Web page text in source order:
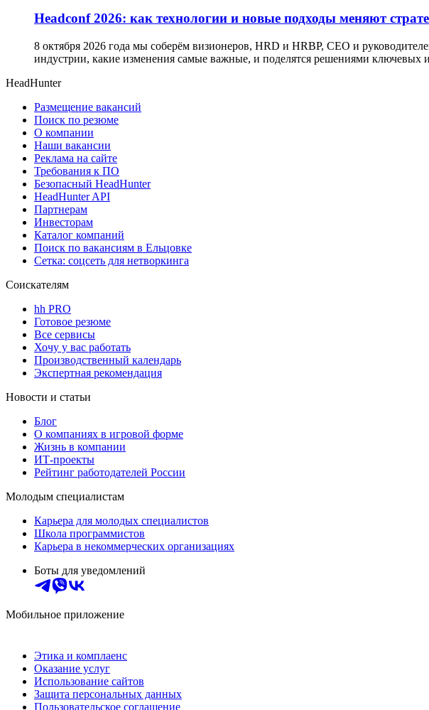
Headсonf 2026: как технологии и новые подходы меняют
8 октября 2026 года мы соберём визионеров, HRD и HRBP, СЕО и
индустрии, какие изменения самые важные, и поделятся решениями ключевых
HeadHunter
Размещение вакансий
Поиск по резюме
О компании
Наши вакансии
Реклама на сайте
Требования к ПО
Безопасный HeadHunter
HeadHunter API
Партнерам
Инвесторам
Каталог компаний
Поиск по вакансиям в Ельцовке
Сетка: соцсеть для нетворкинга
Соискателям
hh PRO
Готовое резюме
Все сервисы
Хочу у вас работать
Производственный календарь
Экспертная рекомендация
Новости и статьи
Блог
О компаниях в игровой форме
Жизнь в компании
ИТ-проекты
Рейтинг работодателей России
Молодым специалистам
Карьера для молодых специалистов
Школа программистов
Карьера в некоммерческих организациях
Боты для уведомлений
Мобильное приложение
Этика и комплаенс
Оказание услуг
Использование сайтов
Защита персональных данных
Пользовательское соглашение